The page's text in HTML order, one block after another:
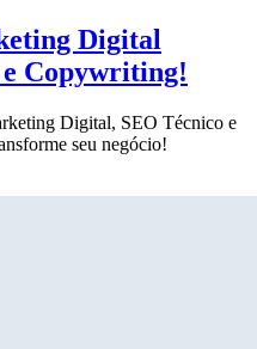
Digital
Copywriting!
Digital, SEO Técnico e
seu negócio!